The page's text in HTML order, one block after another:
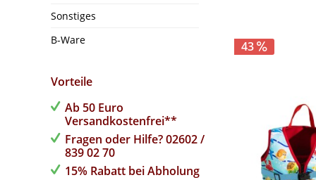
Sonstiges
B-Ware
Vorteile
Ab 50 Euro
Versandkostenfrei**
Fragen oder Hilfe? 02602 /
839 02 70
15% Rabatt bei Abholung
43